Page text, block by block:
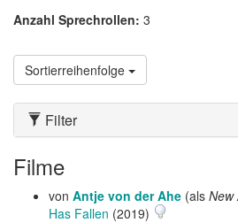
Anzahl Sprechrollen: 3
Sortierreihenfolge
Filter
Filme
von Antje von der Ahe (als New
Has Fallen (2019)